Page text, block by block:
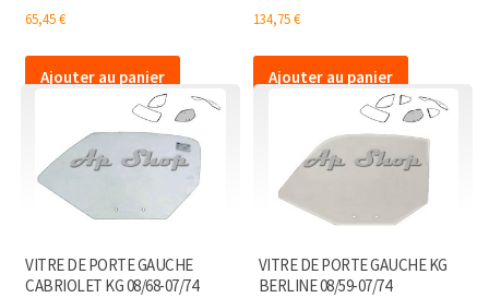
65,45€
Ajouter au panier
134,75€
Ajouter au panier
VITRE DE PORTE GAUCHE
CABRIOLET KG 08/68-07/74
VITRE DE PORTE GAUCHE KG
BERLINE 08/59-07/74